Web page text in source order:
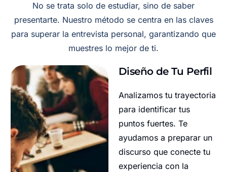
No se trata solo de estudiar, sino de saber
presentarte. Nuestro método se centra en las claves
para superar la entrevista personal, garantizando que
muestres lo mejor de ti.
Diseño de Tu Perfil
Analizamos tu trayectoria
para identificar tus
puntos fuertes. Te
ayudamos a preparar un
discurso que conecte tu
experiencia con la